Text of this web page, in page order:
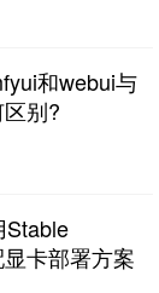
和webui与
别?
Stable
卡部署方案